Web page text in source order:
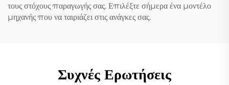
τους στόχους παραγωγής σας. Επιλέξτε σήμερα ένα μοντέλο
μηχανής που να ταιριάζει στις ανάγκες σας.
Συχνές Ερωτήσεις